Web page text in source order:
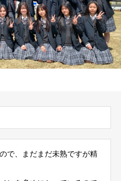
で、まだまだ未熟ですが精